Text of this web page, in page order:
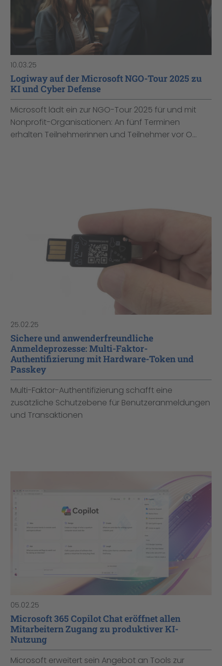
10.03.25
Logiway auf der Microsoft NGO-Tour 2025 zu
KI und Cyber Defense
Microsoft lädt ein zur NGO-Tour 2025 für und mit
Nonprofit-Organisationen: An fünf Terminen
erhalten Teilnehmerinnen und Teilnehmer vor O...
25.02.25
Sichere und anwenderfreundliche
Anmeldeprozesse: Multi-Faktor-
Authentifizierung mit Hardware-Token und
Passkey
Multi-Faktor-Authentifizierung schafft eine
zusätzliche Schutzebene für Benutzeranmeldungen
und Transaktionen
05.02.25
Microsoft 365 Copilot Chat eröffnet allen
Mitarbeitern Zugang zu produktiver KI-
Nutzung
Microsoft erweitert sein Angebot an Tools zur